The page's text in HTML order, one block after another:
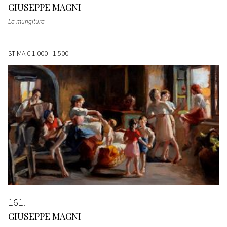
GIUSEPPE MAGNI
La mungitura
STIMA€ 1.000 - 1.500
161
GIUSEPPE MAGNI